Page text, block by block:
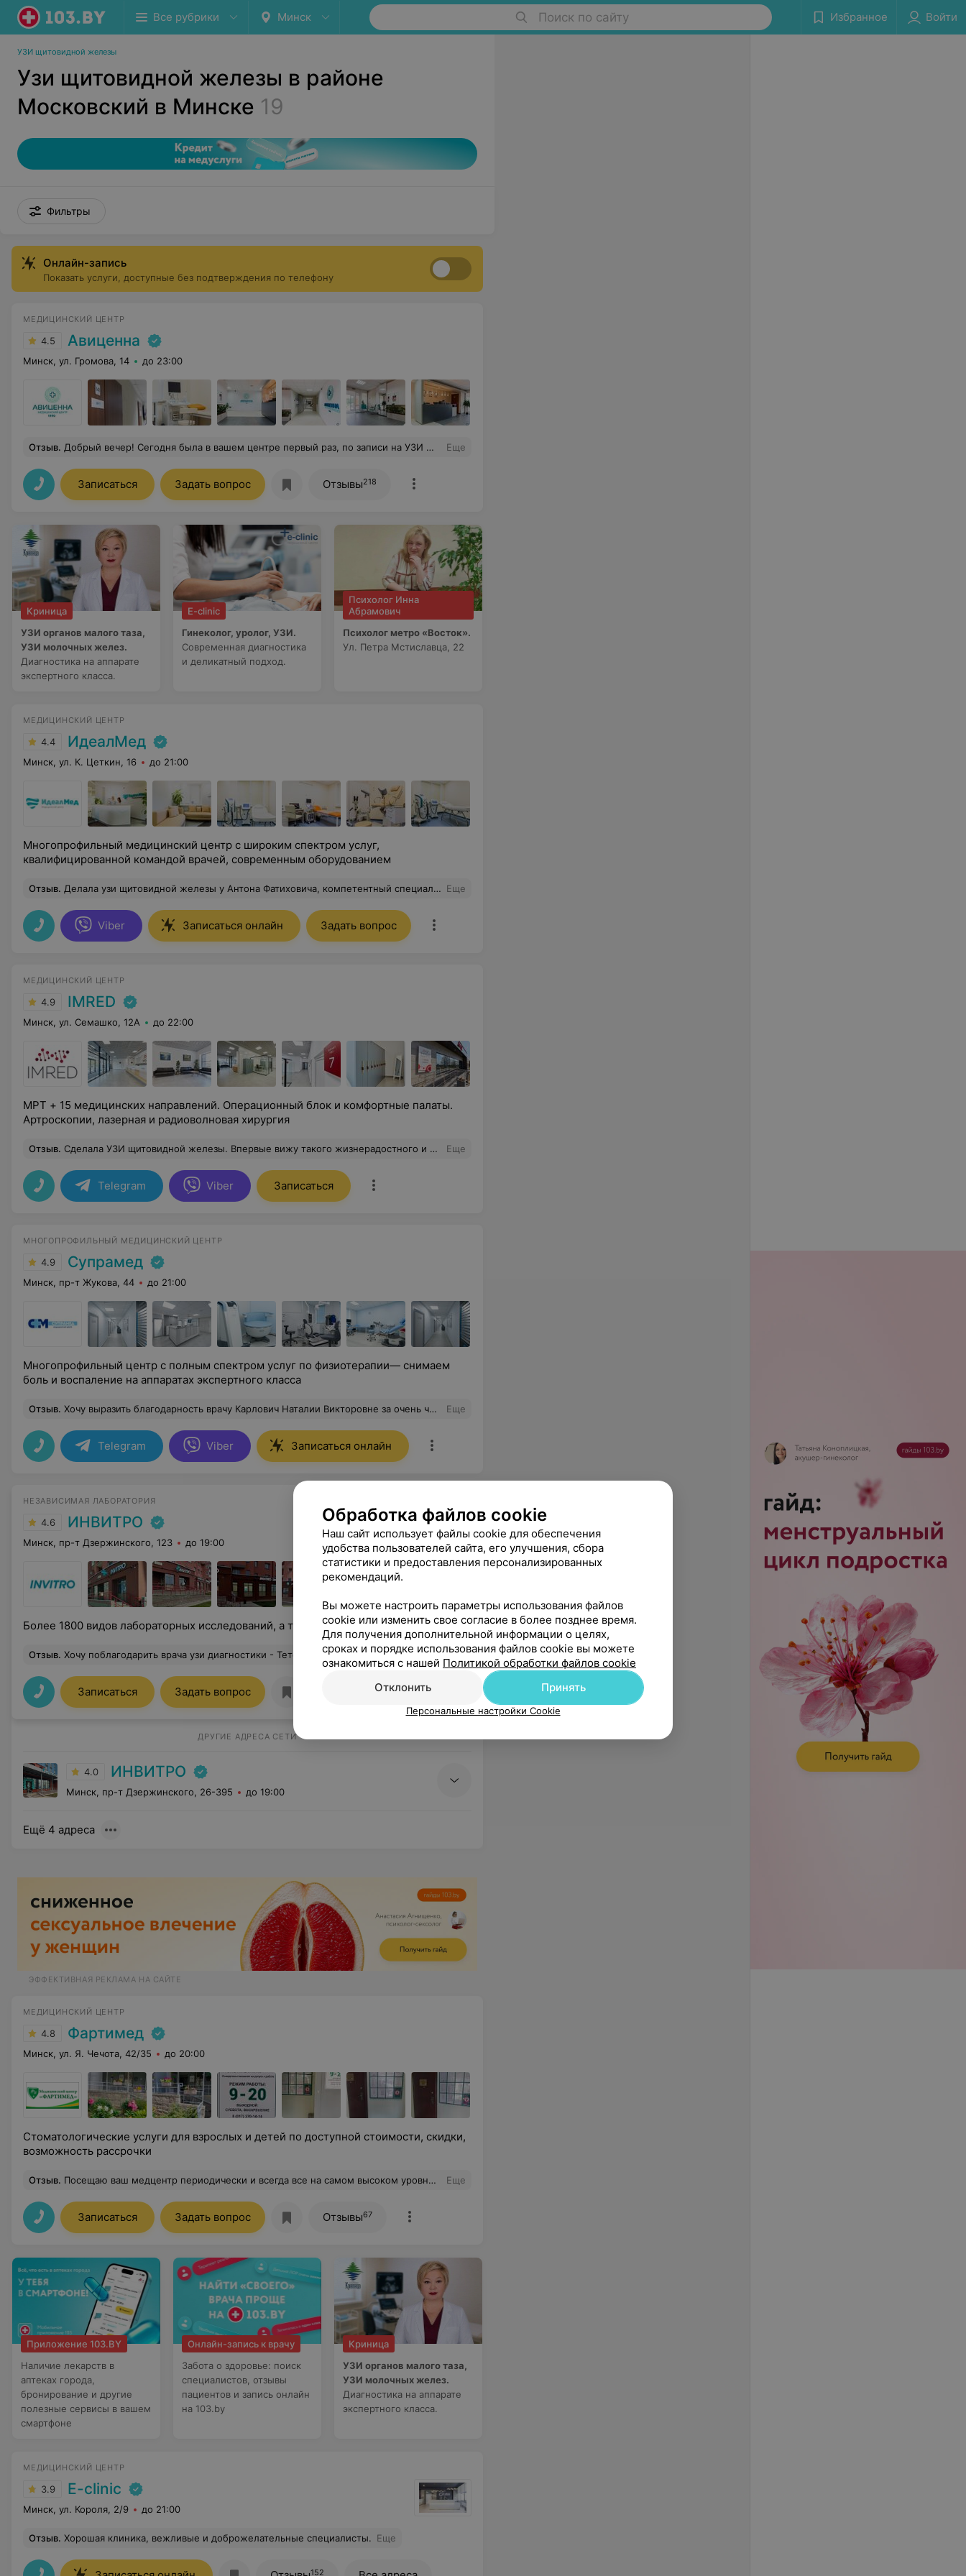
Все рубрики Минск Поиск по сайту Избранное Войти
УЗИ щитовидной железы
Узи щитовидной железы в районе
Московский в Минске 19
Фильтры
Онлайн-запись
Показать услуги, доступные без подтверждения по телефону
МЕДИЦИНСКИЙ ЦЕНТР
4.5 Авиценна
Минск, ул. Громова, 14 до 23:00
Отзыв. Добрый вечер! Сегодня была в вашем центре первый раз, по записи на УЗИ щитовидной железы и брюшной полости. Отмечу работу приветливого персонала на ресепшене, даже по телефону было приятно с вами общаться, все объяснили и перезвонили подтвердить запись. Врач Александр Сергеевич Наливко - спокойно и неторопливо провел обследование, дал небольшие комментарии, на вопросы тоже отвечал и уделил свое внимание чтобы показать на мониторе то, что меня интересовало. Очень тактичный и интеллигентный специалист своего дела! Еще
Записаться Задать вопрос Отзывы218
Криница
УЗИ органов малого таза,
УЗИ молочных желез.
Диагностика на аппарате
экспертного класса.
E-clinic
Гинеколог, уролог, УЗИ.
Современная диагностика
и деликатный подход.
Психолог Инна
Абрамович
Психолог метро «Восток».
Ул. Петра Мстиславца, 22
МЕДИЦИНСКИЙ ЦЕНТР
4.4 ИдеалМед
Минск, ул. К. Цеткин, 16 до 21:00
Многопрофильный медицинский центр с широким спектром услуг,
квалифицированной командой врачей, современным оборудованием
Отзыв. Делала узи щитовидной железы у Антона Фатиховича, компетентный специалист и приятный человек! Еще
Viber Записаться онлайн Задать вопрос
МЕДИЦИНСКИЙ ЦЕНТР
4.9 IMRED
Минск, ул. Семашко, 12А до 22:00
МРТ + 15 медицинских направлений. Операционный блок и комфортные палаты.
Артроскопии, лазерная и радиоволновая хирургия
Отзыв. Сделала УЗИ щитовидной железы. Впервые вижу такого жизнерадостного и симпатичного доктора на УЗИ) спасибо, хороший центр, хорошие врачи! Еще
Telegram Viber Записаться
МНОГОПРОФИЛЬНЫЙ МЕДИЦИНСКИЙ ЦЕНТР
4.9 Супрамед
Минск, пр-т Жукова, 44 до 21:00
Многопрофильный центр с полным спектром услуг по физиотерапии— снимаем
боль и воспаление на аппаратах экспертного класса
Отзыв. Хочу выразить благодарность врачу Карлович Наталии Викторовне за очень чуткое и внимательное отношение. Доктор посмотрела все имеющиеся у меня документы и анализы,предложила еще раз пройти УЗИ щитовидной железы,что в моем случае было НЕОБХОДИМО, дала все необходимые для меня рекомендации. Приемом я осталась очень довольна. Спасибо. С уважением,Александра Еще
Telegram Viber Записаться онлайн
НЕЗАВИСИМАЯ ЛАБОРАТОРИЯ
4.6 ИНВИТРО
Минск, пр-т Дзержинского, 123 до 19:00
Более 1800 видов лабораторных исследований, а также УЗИ и гинекология
Отзыв. Хочу поблагодарить врача узи диагностики - Тетера Кристину Дмитриевну за высокий профессионализм, спокойствие и чуткость при проведении узи. Ответила на мои вопросы и дала необходимые советы.Спасибо! Рекомендую Еще
Записаться Задать вопрос 1243
ДРУГИЕ АДРЕСА СЕТИ
4.0 ИНВИТРО
Минск, пр-т Дзержинского, 26-395 до 19:00
Ещё 4 адреса
ЭФФЕКТИВНАЯ РЕКЛАМА НА САЙТЕ
МЕДИЦИНСКИЙ ЦЕНТР
4.8 Фартимед
Минск, ул. Я. Чечота, 42/35 до 20:00
Стоматологические услуги для взрослых и детей по доступной стоимости, скидки,
возможность рассрочки
Отзыв. Посещаю ваш медцентр периодически и всегда все на самом высоком уровне. Прекрасные специалисты, хорошее обслуживание, нет очередей, принимают точно по времени. Еще
Записаться Задать вопрос Отзывы67
Приложение 103.BY
Наличие лекарств в
аптеках города,
бронирование и другие
полезные сервисы в вашем
смартфоне
Онлайн-запись к врачу
Забота о здоровье: поиск
специалистов, отзывы
пациентов и запись онлайн
на 103.by
Криница
УЗИ органов малого таза,
УЗИ молочных желез.
Диагностика на аппарате
экспертного класса.
МЕДИЦИНСКИЙ ЦЕНТР
3.9 E-clinic
Минск, ул. Короля, 2/9 до 21:00
Отзыв. Хорошая клиника, вежливые и доброжелательные специалисты. Еще
152
Обработка файлов cookie
Наш сайт использует файлы cookie для обеспечения
удобства пользователей сайта, его улучшения, сбора
статистики и предоставления персонализированных
рекомендаций.
Вы можете настроить параметры использования файлов
cookie или изменить свое согласие в более позднее время.
Для получения дополнительной информации о целях,
сроках и порядке использования файлов cookie вы можете
ознакомиться с нашей Политикой обработки файлов cookie
Отклонить
Принять
Персональные настройки Cookie